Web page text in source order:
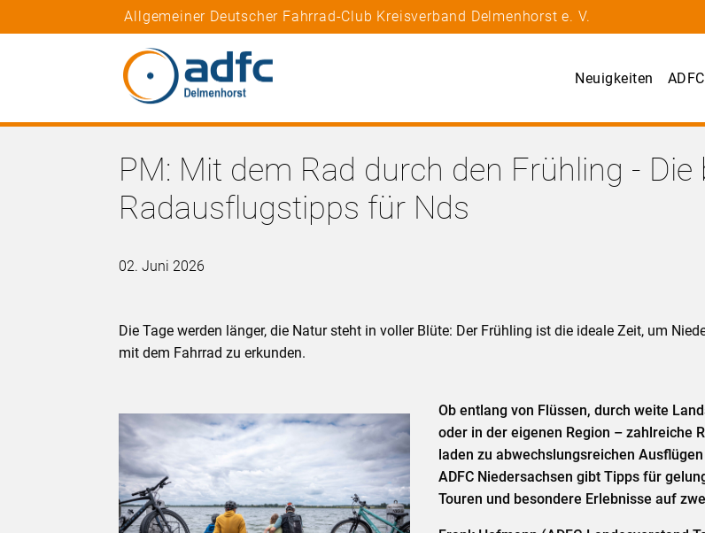
Allgemeiner Deutscher Fahrrad-Club Kreisverband Delmenhorst e. V.
Neuigkeiten
PM: Mit dem Rad durch den Frühling - Die
Radausflugstipps für Nds
02. Juni 2026
Die Tage werden länger, die Natur steht in voller Blüte: Der Frühling ist die ideale Zeit, um
mit dem Fahrrad zu erkunden.
Ob entlang von Flüssen, durch weite
oder in der eigenen Region – zahlreiche
laden zu abwechslungsreichen
ADFC Niedersachsen gibt Tipps für
Touren und besondere Erlebnisse auf